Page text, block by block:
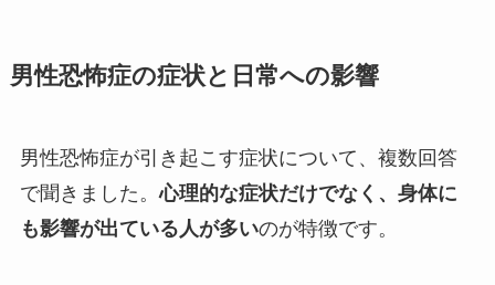
男性恐怖症の症状と日常への影響
男性恐怖症が引き起こす症状について、複数回答
で聞きました。心理的な症状だけでなく、身体に
も影響が出ている人が多いのが特徴です。